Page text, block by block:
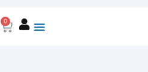
0
Carrito